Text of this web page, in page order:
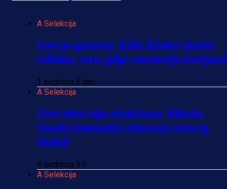
A Selekcija
Sve je gotovo: Edin Džeko donio
odluku, evo gdje nastavlja
1 sedmica 6 dan
A Selekcija
Ovo niko nije očekivao: Nikola
Vasilj iznenadio izborom novog
kluba!
4 sedmica 8 h
A Selekcija